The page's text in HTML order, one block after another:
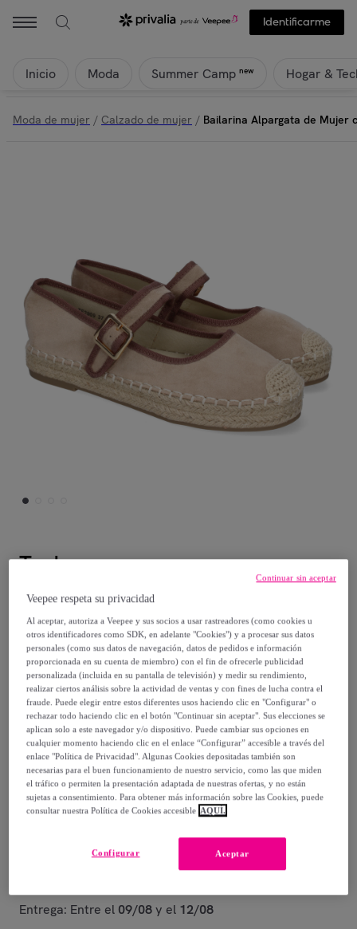
Identificarme
Inicio Moda Summer Camp new Hogar &
Moda de mujer / Calzado de mujer / Bailarina Alpargata de Mujer
Tephany
Bailarina Alpargata de Mujer con Yute,
Diseño Moderno con Puntera Bordada
24,99 €
53,98 €
-53%
Vendido porShoes and Blues
Entrega: Entre el 09/08y el 12/08
Veepee respeta su privacidad
Al aceptar, autoriza a Veepee y sus socios a usar rastreadores (como cookies u
otros identificadores como SDK, en adelante "Cookies") y a procesar sus datos
personales (como sus datos de navegación, datos de pedidos e información
proporcionada en su cuenta de miembro) con el fin de ofrecerle publicidad
personalizada (incluida en su pantalla de televisión) y medir su rendimiento,
realizar ciertos análisis sobre la actividad de ventas y con fines de lucha contra el
fraude. Puede elegir entre estos diferentes usos haciendo clic en "Configurar" o
rechazar todo haciendo clic en el botón "Continuar sin aceptar". Sus elecciones se
aplican solo a este navegador y/o dispositivo. Puede cambiar sus opciones en
cualquier momento haciendo clic en el enlace “Configurar” accesible a través del
enlace "Política de Privacidad". Algunas Cookies depositadas también son
necesarias para el buen funcionamiento de nuestro servicio, como las que miden
el tráfico o permiten la presentación adaptada de nuestras ofertas, y no están
sujetas a consentimiento. Para obtener más información sobre las Cookies, puede
consultar nuestra Política de Cookies accesible AQUÍ.
Aceptar
Configurar
Continuar sin aceptar